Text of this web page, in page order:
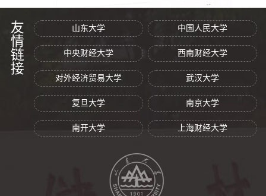
友情链接 山东大学 中国人民大学
中央财经大学 西南财经大学
对外经济贸易大学 武汉大学
复旦大学 南京大学
南开大学 上海财经大学